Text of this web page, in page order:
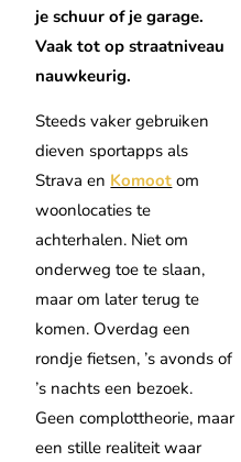
je schuur of je garage.
Vaak tot op straatniveau
nauwkeurig.
Steeds vaker gebruiken
dieven sportapps als
Strava en Komoot om
woonlocaties te
achterhalen. Niet om
onderweg toe te slaan,
maar om later terug te
komen. Overdag een
rondje fietsen, ’s avonds of
’s nachts een bezoek.
Geen complottheorie, maar
een stille realiteit waar